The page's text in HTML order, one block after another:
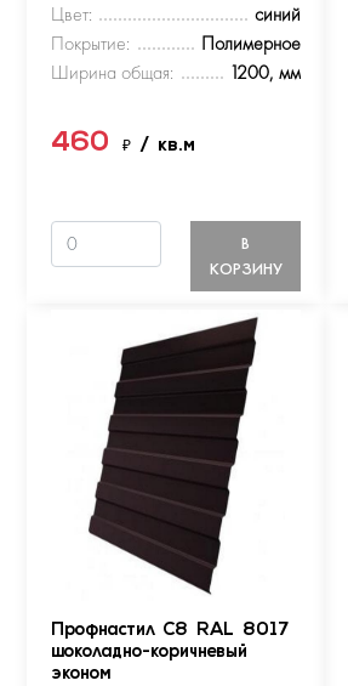
Цвет:
синий
Покрытие:
Полимерное
Ширина общая:
1200, мм
460₽/ кв.м
В
КОРЗИНУ
Профнастил С8 RAL 8017
шоколадно-коричневый
эконом